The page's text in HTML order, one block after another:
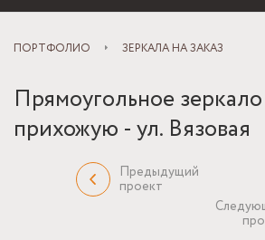
ПОРТФОЛИО ЗЕРКАЛА НА ЗАКАЗ
Прямоугольное
прихожую - ул. Вязовая
Предыдущий
проект